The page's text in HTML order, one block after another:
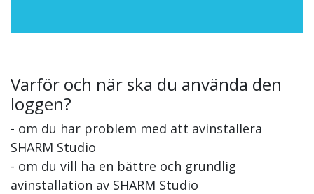
Varför och när ska du använda den
loggen?
- om du har problem med att avinstallera
SHARM Studio
- om du vill ha en bättre och grundlig
avinstallation av SHARM Studio